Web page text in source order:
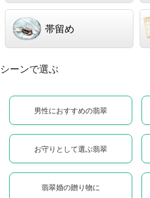
帯留め
シーンで選ぶ
男性におすすめの翡翠
お守りとして選ぶ翡翠
翡翠婚の贈り物に